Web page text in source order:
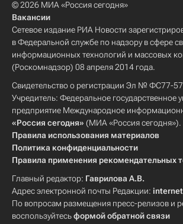
© 2026 МИА «Россия сегодня»
Вакансии
Сетевое издание РИА Новости
в Федеральной службе по надзору в сфере
информационных технологий и массовых
(Роскомнадзор) 08 апреля 2014 года.
Свидетельство о регистрации Эл № ФС77-
Учредитель: Федеральное государственное
предприятие Международное
«Россия сегодня» (МИА «Россия сегодня»).
Правила использования материалов
Политика конфиденциальности
Правила применения рекомендательных
Главный редактор: Гаврилова А.В.
Адрес электронной почты Редакции:
По вопросам размещения пресс-релизов и
воспользуйтесьформой обратной связи